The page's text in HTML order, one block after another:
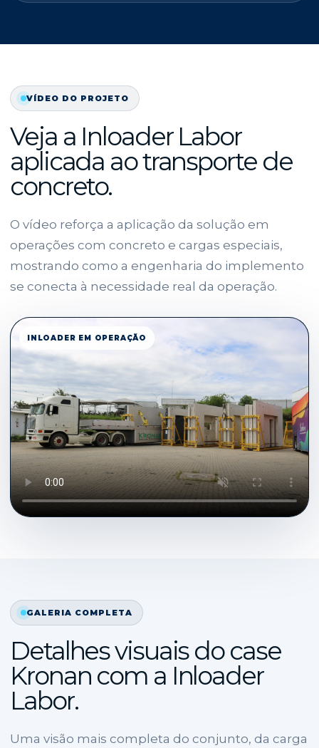
VÍDEO DO PROJETO
Veja a Inloader Labor
aplicada ao transporte de
concreto.
O vídeo reforça a aplicação da solução em
operações com concreto e cargas especiais,
mostrando como a engenharia do implemento
se conecta à necessidade real da operação.
GALERIA COMPLETA
Detalhes visuais do case
Kronan com a Inloader
Labor.
Uma visão mais completa do conjunto, da carga